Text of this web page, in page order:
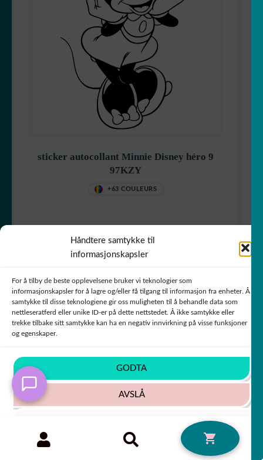
Håndtere samtykke til
informasjonskapsler
For å tilby de beste opplevelsene bruker vi teknologier som
informasjonskapsler for å lagre og/eller få tilgang til informasjon fra enheter. Å
samtykke til disse teknologiene gir oss muligheten til å behandle data som
nettleseratferd eller unike ID-er på dette nettstedet. Å ikke samtykke eller
trekke tilbake sitt samtykke kan ha en negativ innvirkning på visse funksjoner
og egenskaper.
GODTA
AVSLÅ
Cookie-policyPersonvernsregler
sticker autocollant Minnie Disney héro 9
97KZY
+63 COULEURS
50% PÅ PRODUKT NR. 2!!